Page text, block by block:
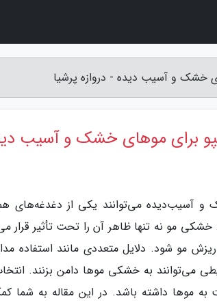
خشک و آسیب دیده - دروازه پرشیا
برای موهای خشک و آسیب
و آسیب‌دیده می‌توانند یکی از دغدغه‌های
مو نه تنها ظاهر آن را تحت تأثیر قرار
مو شود. دلایل متعددی مانند استفاده
می‌توانند به خشکی موها دامن بزنند.
به موها داشته باشد. در این مقاله به شما